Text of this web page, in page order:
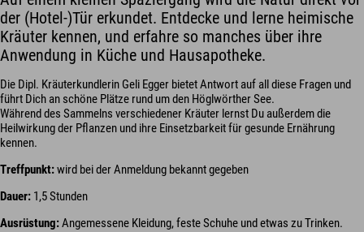
der (Hotel-)Tür erkundet. Entdecke und lerne heimische
Kräuter kennen, und erfahre so manches über ihre
Anwendung in Küche und Hausapotheke.
Die Dipl. Kräuterkundlerin Geli Egger bietet Antwort auf all diese Fragen und
führt Dich an schöne Plätze rund um den Höglwörther See.
Während des Sammelns verschiedener Kräuter lernst Du außerdem die
Heilwirkung der Pflanzen und ihre Einsetzbarkeit für gesunde Ernährung
kennen.
Treffpunkt:wird bei der Anmeldung bekannt gegeben
Dauer: 1,5 Stunden
Ausrüstung:Angemessene Kleidung, feste Schuhe und etwas zu Trinken.